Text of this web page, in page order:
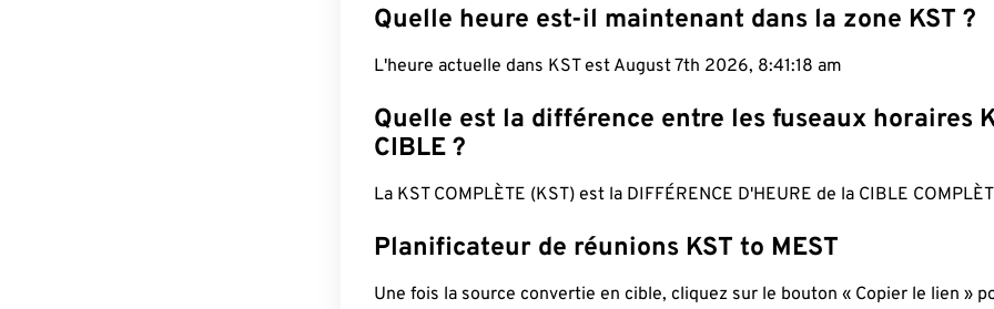
Quelle heure est-il maintenant dans la zone KST ?
L'heure actuelle dans KST est August 7th 2026, 8:41:19 am
Quelle est la différence entre les fuseaux horaires
CIBLE ?
La KST COMPLÈTE (KST) est la DIFFÉRENCE D'HEURE de la CIBLE
Planificateur de réunions KST to MEST
Une fois la source convertie en cible, cliquez sur le bouton « Copier le lien »